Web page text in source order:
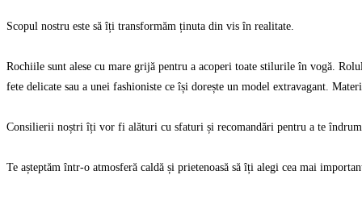
Scopul nostru este să îți transformăm ținuta din vis în realitate.
Rochiile sunt alese cu mare grijă pentru a acoperi toate stilurile în vogă.
fete delicate sau a unei fashioniste ce își dorește un model extravagant.
Consilierii noștri îți vor fi alături cu sfaturi și recomandări pentru a te
Te așteptăm într-o atmosferă caldă și prietenoasă să îți alegi cea mai